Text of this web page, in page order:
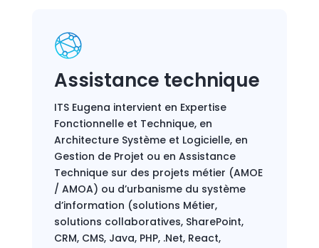
Assistance technique
ITS Eugena intervient en Expertise
Fonctionnelle et Technique, en
Architecture Système et Logicielle, en
Gestion de Projet ou en Assistance
Technique sur des projets métier (AMOE
/ AMOA) ou d’urbanisme du système
d’information (solutions Métier,
solutions collaboratives, SharePoint,
CRM, CMS, Java, PHP, .Net, React,